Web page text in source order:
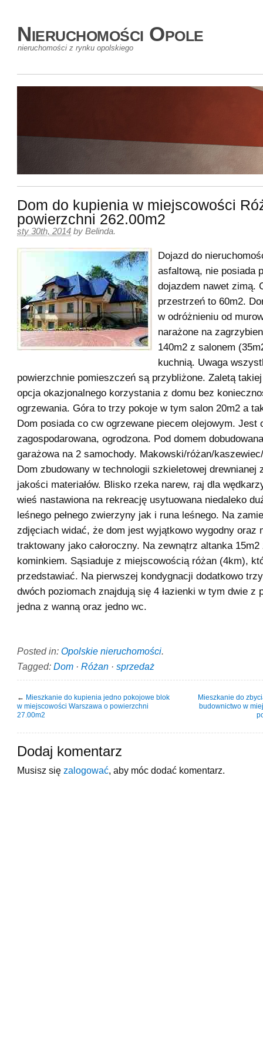
Nieruchomości Opole
nieruchomości z rynku opolskiego
Dom do kupienia w miejscowości
powierzchni 262.00m2
sty 30th, 2014 by Belinda.
Dojazd do
asfaltową, nie posiada
dojazdem nawet zimą.
przestrzeń to 60m2.
w odróżnieniu od
narażone na
140m2 z salonem
kuchnią. Uwaga
powierzchnie pomieszczeń są przybliżone. Zaletą
opcja okazjonalnego korzystania z domu bez
ogrzewania. Góra to trzy pokoje w tym salon 20m2 a
Dom posiada co cw ogrzewane piecem olejowym. Jest
zagospodarowana, ogrodzona. Pod domem
garażowa na 2 samochody. Makowski/różan/
Dom zbudowany w technologii szkieletowej drewnianej
jakości materiałów. Blisko rzeka narew, raj dla
wieś nastawiona na rekreację usytuowana niedaleko
leśnego pełnego zwierzyny jak i runa leśnego. Na
zdjęciach widać, że dom jest wyjątkowo wygodny oraz
traktowany jako całoroczny. Na zewnątrz altanka
kominkiem. Sąsiaduje z miejscowością różan (4km),
przedstawiać. Na pierwszej kondygnacji dodatkowo
dwóch poziomach znajdują się 4 łazienki w tym dwie z
jedna z wanną oraz jedno wc.
Posted in: Opolskie nieruchomości.
Tagged: Dom · Różan · sprzedaż
← Mieszkanie do kupienia jedno pokojowe blok
w miejscowości Warszawa o powierzchni
27.00m2
Mieszkanie do
budownictwo w
Dodaj komentarz
Musisz się zalogować , aby móc dodać komentarz.